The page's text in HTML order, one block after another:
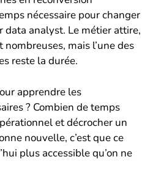
nécessaire pour changer
data analyst. Le métier attire,
mais l’une des
reste la durée.
apprendre les
? Combien de temps
et décrocher un
nouvelle, c’est que ce
plus accessible qu’on ne